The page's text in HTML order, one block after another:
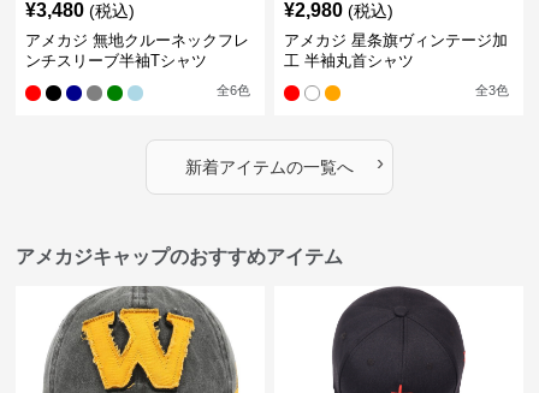
¥3,480 (税込)
アメカジ 無地クルーネックフレ
ンチスリーブ半袖Tシャツ
全6色
¥2,980 (税込)
アメカジ 星条旗ヴィンテージ加
工 半袖丸首シャツ
全3色
新着アイテムの一覧へ ›
アメカジキャップのおすすめアイテム